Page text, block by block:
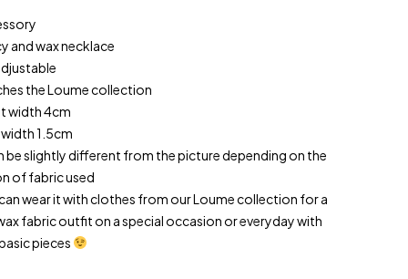
and wax necklace
the Loume collection
width 4cm
width 1.5cm
be slightly different from the picture depending on the
of fabric used
wear it with clothes from our Loume collection for a
fabric outfit on a special occasion or everyday with
pieces